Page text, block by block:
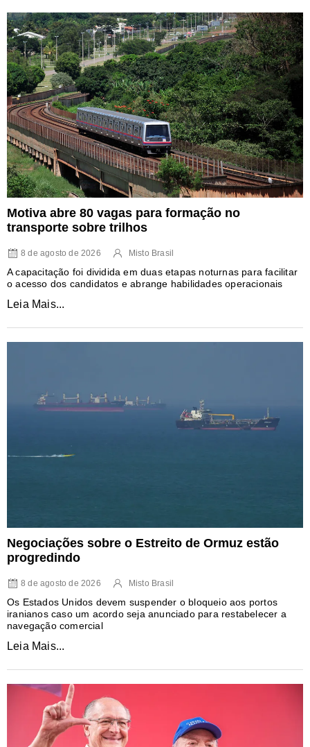
Motiva abre 80 vagas para formação no
transporte sobre trilhos
8 de agosto de 2026 Misto Brasil
A capacitação foi dividida em duas etapas noturnas para facilitar
o acesso dos candidatos e abrange habilidades operacionais
Leia Mais...
Negociações sobre o Estreito de Ormuz estão
progredindo
8 de agosto de 2026 Misto Brasil
Os Estados Unidos devem suspender o bloqueio aos portos
iranianos caso um acordo seja anunciado para restabelecer a
navegação comercial
Leia Mais...